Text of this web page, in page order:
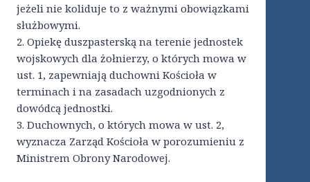
jeżeli nie koliduje to z ważnymi obowiązkami
służbowymi.
2. Opiekę duszpasterską na terenie jednostek
wojskowych dla żołnierzy, o których mowa w
ust. 1, zapewniają duchowni Kościoła w
terminach i na zasadach uzgodnionych z
dowódcą jednostki.
3. Duchownych, o których mowa w ust. 2,
wyznacza Zarząd Kościoła w porozumieniu z
Ministrem Obrony Narodowej.